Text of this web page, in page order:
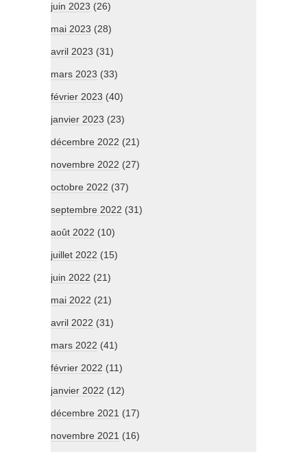
juin 2023 (26)
mai 2023 (28)
avril 2023 (31)
mars 2023 (33)
février 2023 (40)
janvier 2023 (23)
décembre 2022 (21)
novembre 2022 (27)
octobre 2022 (37)
septembre 2022 (31)
août 2022 (10)
juillet 2022 (15)
juin 2022 (21)
mai 2022 (21)
avril 2022 (31)
mars 2022 (41)
février 2022 (11)
janvier 2022 (12)
décembre 2021 (17)
novembre 2021 (16)